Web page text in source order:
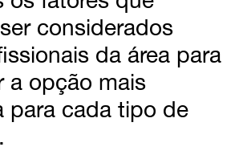
considerados
da área para
a opção mais
para cada tipo de